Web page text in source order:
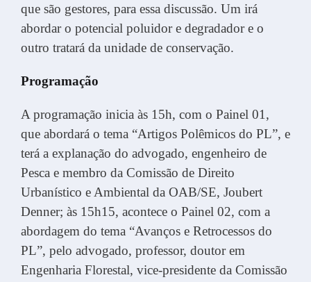
que são gestores, para essa discussão. Um irá
abordar o potencial poluidor e degradador e o
outro tratará da unidade de conservação.
Programação
A programação inicia às 15h, com o Painel 01,
que abordará o tema “Artigos Polêmicos do PL”, e
terá a explanação do advogado, engenheiro de
Pesca e membro da Comissão de Direito
Urbanístico e Ambiental da OAB/SE, Joubert
Denner; às 15h15, acontece o Painel 02, com a
abordagem do tema “Avanços e Retrocessos do
PL”, pelo advogado, professor, doutor em
Engenharia Florestal, vice-presidente da Comissão